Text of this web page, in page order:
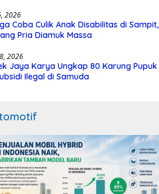
2026
Coba Culik Anak Disabilitas di Sampit,
Pria Diamuk Massa
2026
Jaya Karya Ungkap 80 Karung Pupuk
Ilegal di Samuda